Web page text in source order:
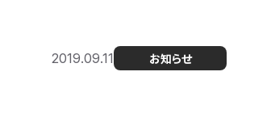
2019.09.11 お知らせ